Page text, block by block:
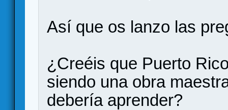
Así que os lanzo las
¿Creéis que Puerto
siendo una obra
debería aprender?